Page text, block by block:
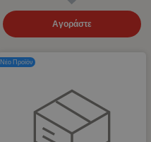
Αγοράστε
Νέο Προϊόν